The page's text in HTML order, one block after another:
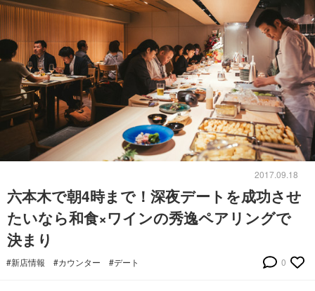
2017.09.18
六本木で朝4時まで！深夜デートを成功させ
たいなら和食×ワインの秀逸ペアリングで
決まり
#新店情報 #カウンター #デート 0